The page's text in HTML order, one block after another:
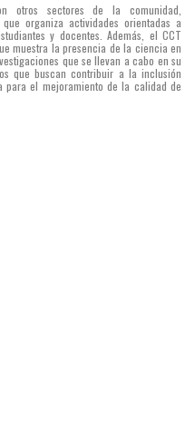
otros sectores de la comunidad,
organiza actividades orientadas a
y docentes. Además, el CCT
muestra la presencia de la ciencia en
que se llevan a cabo en su
que buscan contribuir a la inclusión
el mejoramiento de la calidad de